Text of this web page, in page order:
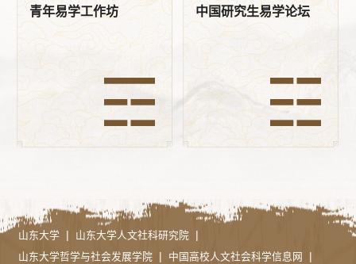
青年易学工作坊 中国研究生易学论坛
山东大学 | 山东大学人文社科研究院 |
山东大学哲学与社会发展学院 | 中国高校人文社会科学信息网 |